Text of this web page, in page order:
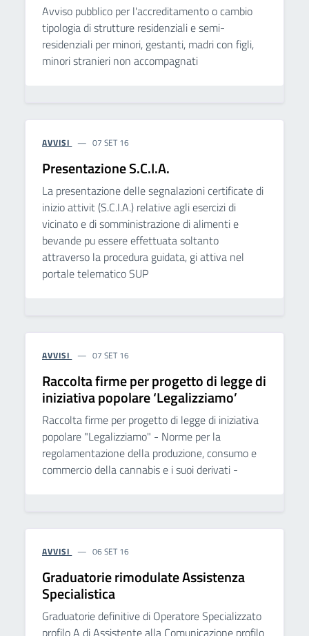
Avviso pubblico per l'accreditamento o cambio
tipologia di strutture residenziali e semi-
residenziali per minori, gestanti, madri con figli,
minori stranieri non accompagnati
AVVISI 07 SET 16
Presentazione S.C.I.A.
La presentazione delle segnalazioni certificate di
inizio attivit (S.C.I.A.) relative agli esercizi di
vicinato e di somministrazione di alimenti e
bevande pu essere effettuata soltanto
attraverso la procedura guidata, gi attiva nel
portale telematico SUP
AVVISI 07 SET 16
Raccolta firme per progetto di legge di
iniziativa popolare ‘Legalizziamo’
Raccolta firme per progetto di legge di iniziativa
popolare "Legalizziamo" - Norme per la
regolamentazione della produzione, consumo e
commercio della cannabis e i suoi derivati -
AVVISI 06 SET 16
Graduatorie rimodulate Assistenza
Specialistica
Graduatorie definitive di Operatore Specializzato
profilo A di Assistente alla Comunicazione profilo